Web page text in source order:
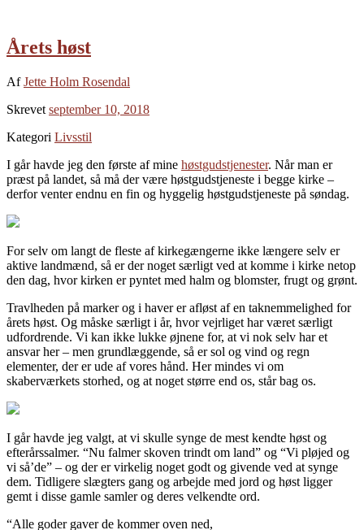
Årets høst
AfJette Holm Rosendal
Skrevet september 10, 2018
Kategori Livsstil
I går havde jeg den første af mine høstgudstjenester. Når man er
præst på landet, så må der være høstgudstjeneste i begge kirke –
derfor venter endnu en fin og hyggelig høstgudstjeneste på søndag.
For selv om langt de fleste af kirkegængerne ikke længere selv er
aktive landmænd, så er der noget særligt ved at komme i kirke netop
den dag, hvor kirken er pyntet med halm og blomster, frugt og grønt.
Travlheden på marker og i haver er afløst af en taknemmelighed for
årets høst. Og måske særligt i år, hvor vejrliget har været særligt
udfordrende. Vi kan ikke lukke øjnene for, at vi nok selv har et
ansvar her – men grundlæggende, så er sol og vind og regn
elementer, der er ude af vores hånd. Her mindes vi om
skaberværkets storhed, og at noget større end os, står bag os.
I går havde jeg valgt, at vi skulle synge de mest kendte høst og
efterårssalmer. “Nu falmer skoven trindt om land” og “Vi pløjed og
vi så’de” – og der er virkelig noget godt og givende ved at synge
dem. Tidligere slægters gang og arbejde med jord og høst ligger
gemt i disse gamle samler og deres velkendte ord.
“Alle goder gaver de kommer oven ned,